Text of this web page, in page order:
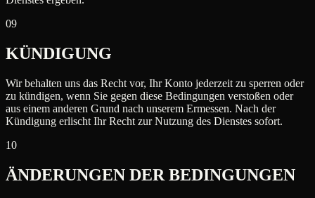
09
KÜNDIGUNG
Wir behalten uns das Recht vor, Ihr Konto jederzeit zu sperren oder
zu kündigen, wenn Sie gegen diese Bedingungen verstoßen oder
aus einem anderen Grund nach unserem Ermessen. Nach der
Kündigung erlischt Ihr Recht zur Nutzung des Dienstes sofort.
10
ÄNDERUNGEN DER BEDINGUNGEN